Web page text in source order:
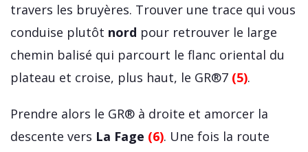
travers les bruyères. Trouver une trace qui vous
conduise plutôt nord pour retrouver le large
chemin balisé qui parcourt le flanc oriental du
plateau et croise, plus haut, le GR®7 (5).
Prendre alors le GR® à droite et amorcer la
descente vers La Fage (6). Une fois la route